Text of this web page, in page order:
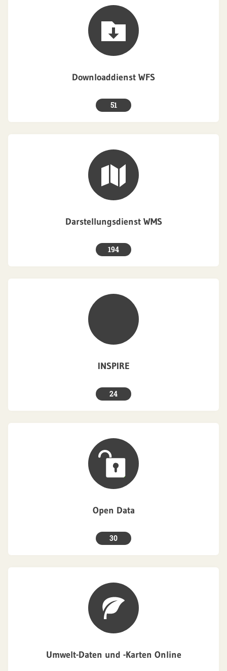
Downloaddienst WFS
51
Darstellungsdienst WMS
194
INSPIRE
24
Open Data
30
Umwelt-Daten und -Karten Online